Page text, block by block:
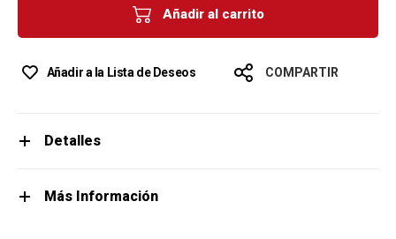
Añadir al carrito
Añadir a la Lista de Deseos COMPARTIR
Detalles
Más Información